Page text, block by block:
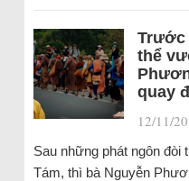
Trước
thể
quay
12/11/
Sau những phát ngôn đòi
Tám, thì bà Nguyễn